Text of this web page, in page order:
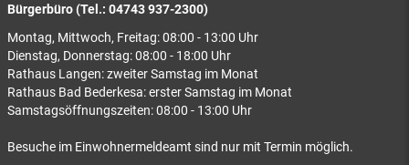
Bürgerbüro (Tel.: 04743 937-2300)
Montag, Mittwoch, Freitag: 08:00 - 13:00 Uhr
Dienstag, Donnerstag: 08:00 - 18:00 Uhr
Rathaus Langen: zweiter Samstag im Monat
Rathaus Bad Bederkesa: erster Samstag im Monat
Samstagsöffnungszeiten: 08:00 - 13:00 Uhr
Besuche im Einwohnermeldeamt sind nur mit Termin möglich.